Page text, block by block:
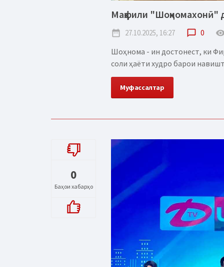
Маҳфили
date_range 27.10.2025, 16:27 chat_bubble_outline 0
Шоҳнома - ин достонест, ки
соли ҳаёти худро барои
Муфассалтар
0
Баҳои хабарҳо